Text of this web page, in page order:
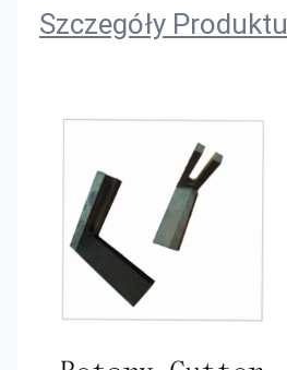
Szczegóły Produktu